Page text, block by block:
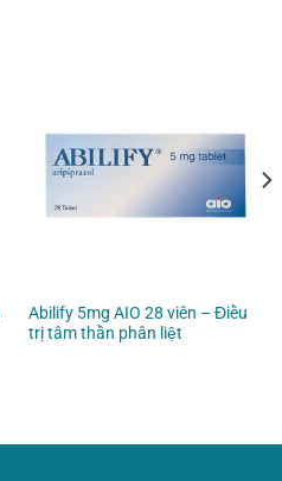
Abilify 5mg AIO 28 viên – Điều
trị tâm thần phân liệt